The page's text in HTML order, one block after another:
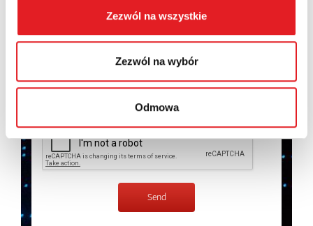
Zezwól na wszystkie
Zezwól na wybór
Odmowa
I consent to the processing of my personal data by
personal data in thePrivacy Policy*